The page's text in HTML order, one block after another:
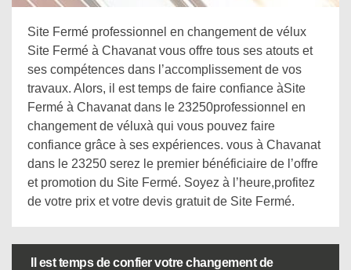
Site Fermé professionnel en changement de vélux
Site Fermé à Chavanat vous offre tous ses atouts et
ses compétences dans l’accomplissement de vos
travaux. Alors, il est temps de faire confiance àSite
Fermé à Chavanat dans le 23250professionnel en
changement de véluxà qui vous pouvez faire
confiance grâce à ses expériences. vous à Chavanat
dans le 23250 serez le premier bénéficiaire de l’offre
et promotion du Site Fermé. Soyez à l’heure,profitez
de votre prix et votre devis gratuit de Site Fermé.
Il est temps de confier votre changement de